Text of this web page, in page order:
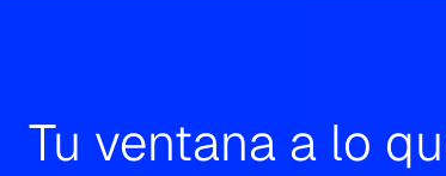
Tu ventana a lo